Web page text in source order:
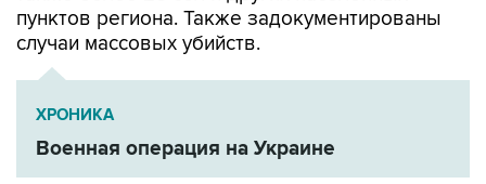
пунктов региона. Также задокументированы
случаи массовых убийств.
ХРОНИКА
Военная операция на Украине